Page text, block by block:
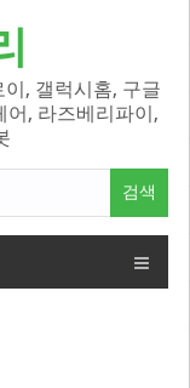
, 갤럭시홈, 구글
어, 라즈베리파이,